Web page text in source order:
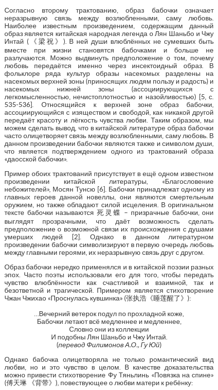
Согласно второму трактованию, образ бабочки означает
неразрывную связь между возлюбленными, саму любовь.
Наиболее известным произведением, содержащим данный
образ является китайская народная легенда о Лян Шаньбо и Чжу
Интай (《梁祝》). В ней души влюблённых не сумевших быть
вместе при жизни становятся бабочками и больше не
разлучаются. Можно выдвинуть предположение о том, почему
любовь передаётся именно через инсектоидный образ. В
фольклоре ряда культур образы насекомых разделены на
насекомых верхней зоны (приносящих людям пользу и радость) и
насекомых нижней зоны (ассоциирующихся с
легкомысленностью, нечистоплотностью и назойливостью) [5, с.
535-536]. Относящийся к верхней зоне образ бабочки,
ассоциирующийся с изяществом и свободой, как никакой другой
передаёт красоту и лёгкость чувства любви. Таким образом, мы
можем сделать вывод, что в китайской литературе образ бабочки
часто олицетворяет связь между возлюбленными, саму любовь. В
данном произведении бабочки являются также и символом души,
что является подтверждением одного из трактований образа
«даосской бабочки».
Пример обоих трактований присутствует в ещё одном известном
произведении китайской литературы, «Благословение
небожителей», Мосян Тунсю [6]. Бабочки принадлежат одному из
главных героев данной новеллы, они являются смертельным
оружием, но также обладают силой исцеления. В оригинальном
тексте бабочки называются 死灵蝶 – призрачные бабочки, они
выглядят прозрачными, что даёт возможность сделать
предположение о возможной связи их происхождения с душами
умерших людей [2]. Однако в данном литературном
произведении бабочки символизируют в первую очередь любовь
между главными героями, их неразрывную связь друг с другом.
Образ бабочки нередко применялся и в китайской поэзии разных
эпох. Часто поэты использовали его для того, чтобы передать
чувство влюблённости как счастливой и взаимной, так и
безответной и трагической. Примером является стихотворение
Чжан Чжихао «Проснулась кувшинка» (张执浩《睡莲醒了》):
…Вечерний ветерок подул по прохладной коже,
Бабочки летают всё медленнее и медленнее,
Словно они из коллекции
И подобны Лян Шаньбо и Чжу Интай.
(перевод Филимонов А.О., Гу Юй)
Однако бабочка олицетворяла не только романтический вид
любви, но и это чувство в целом. В качестве доказательства
можно привести стихотворение Фу Тяньлинь «Повязка на спине»
(傅天琳 《背带》), повествующее о любви матери к ребёнку: